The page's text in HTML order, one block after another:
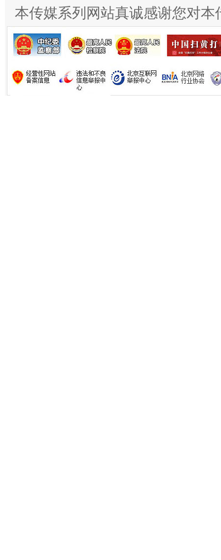
习近平的博鳌关键词
魏明亮
本传媒系列网站真诚感谢您对